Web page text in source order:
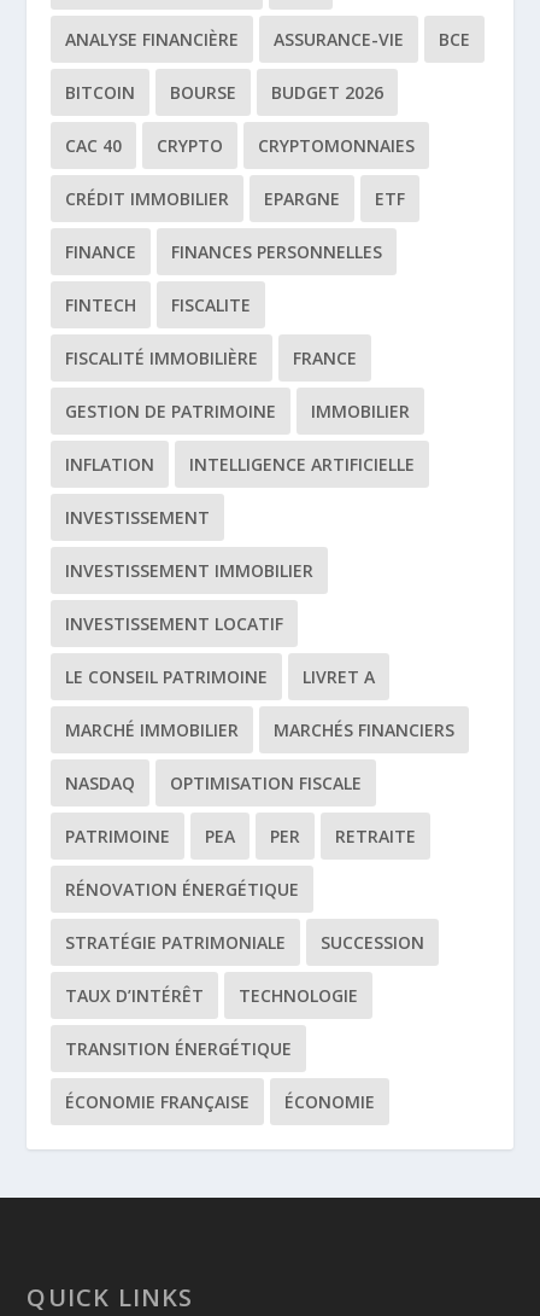
ANALYSE FINANCIÈRE ASSURANCE-VIE BCE
BITCOIN BOURSE BUDGET 2026
CAC 40 CRYPTO CRYPTOMONNAIES
CRÉDIT IMMOBILIER EPARGNE ETF
FINANCE FINANCES PERSONNELLES
FINTECH FISCALITE
FISCALITÉ IMMOBILIÈRE FRANCE
GESTION DE PATRIMOINE IMMOBILIER
INFLATION INTELLIGENCE ARTIFICIELLE
INVESTISSEMENT
INVESTISSEMENT IMMOBILIER
INVESTISSEMENT LOCATIF
LE CONSEIL PATRIMOINE LIVRET A
MARCHÉ IMMOBILIER MARCHÉS FINANCIERS
NASDAQ OPTIMISATION FISCALE
PATRIMOINE PEA PER RETRAITE
RÉNOVATION ÉNERGÉTIQUE
STRATÉGIE PATRIMONIALE SUCCESSION
TAUX D’INTÉRÊT TECHNOLOGIE
TRANSITION ÉNERGÉTIQUE
ÉCONOMIE FRANÇAISE ÉCONOMIE
QUICK LINKS